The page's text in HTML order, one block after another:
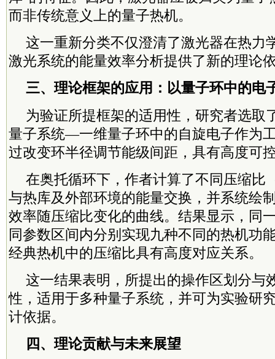
而非传统意义上的量子热机。
这一重新分类不仅澄清了激光器在热力
激光系统的能量效率分析提供了新的理论
三、理论框架的应用：以量子环中的电
为验证所提框架的适用性，研究者选取
量子系统—一维量子环中的自旋电子作为
过改变环半径调节能级间距，具有高度可
在奥托循环下，作者计算了不同压缩比
与热库及外部环境的能量交换，并系统绘
效率随压缩比变化的曲线。结果显示，同
同参数区间内分别实现九种不同的热机功
经典热机中的压缩比具有高度对应关系。
这一结果表明，所提出的操作区划分与
性，适用于多种量子系统，并可为实验研
计依据。
四、理论贡献与未来展望